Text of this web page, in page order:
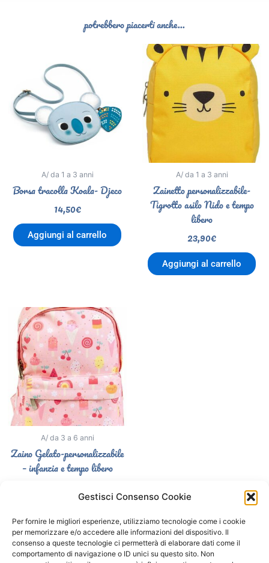
Gestisci Consenso Cookie
Per fornire le migliori esperienze, utilizziamo tecnologie come i cookie
per memorizzare e/o accedere alle informazioni del dispositivo. Il
consenso a queste tecnologie ci permetterà di elaborare dati come il
comportamento di navigazione o ID unici su questo sito. Non
potrebbero piacerti anche...
A/ da 1 a 3 anni
Borsa tracolla Koala- Djeco
14,50€
Aggiungi al carrello
A/ da 1 a 3 anni
Zainetto personalizzabile-
Tigrotto asilo Nido e tempo
libero
23,90€
Aggiungi al carrello
A/ da 3 a 6 anni
Zaino Gelato-personalizzabile
– infanzia e tempo libero